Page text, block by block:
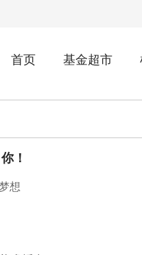
首页 基金超市
！
想